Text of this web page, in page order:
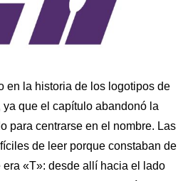
en la historia de los logotipos de
que el capítulo abandonó la
para centrarse en el nombre. Las
de leer porque constaban de
«T»: desde allí hacia el lado